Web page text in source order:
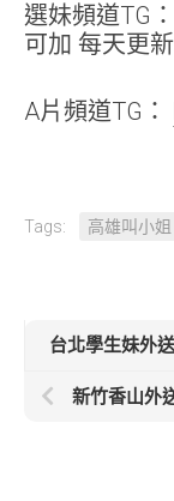
選妹頻道TG：
可加 每天更新
A片頻道TG：
Tags: 高雄叫小姐